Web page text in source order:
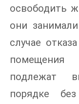
освободить
они
случае
подлежат
порядке